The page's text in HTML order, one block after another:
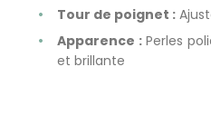
Tour de poignet :
Apparence :Perles
et brillante